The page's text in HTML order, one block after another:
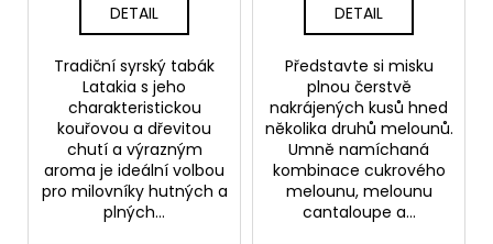
DETAIL
Tradiční syrský tabák
Latakia s jeho
charakteristickou
kouřovou a dřevitou
chutí a výrazným
aroma je ideální volbou
pro milovníky hutných a
plných...
DETAIL
Představte si misku
plnou čerstvě
nakrájených kusů hned
několika druhů melounů.
Umně namíchaná
kombinace cukrového
melounu, melounu
cantaloupe a...